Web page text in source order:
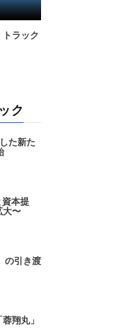
トラック
ク
た新た
本提
大〜
の引き渡
翔丸」